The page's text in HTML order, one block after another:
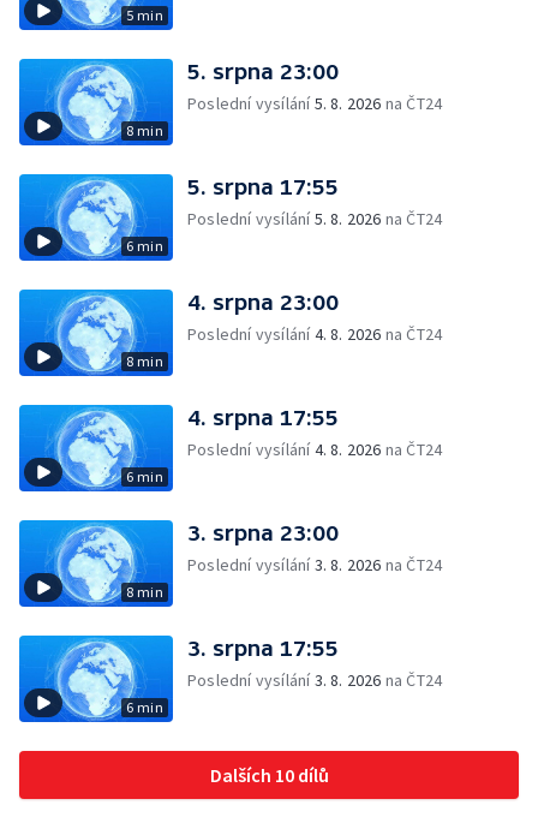
5 min
8 min
5. srpna 23:00
Poslední vysílání5. 8. 2026 na ČT24
6 min
5. srpna 17:55
Poslední vysílání5. 8. 2026 na ČT24
8 min
4. srpna 23:00
Poslední vysílání4. 8. 2026 na ČT24
6 min
4. srpna 17:55
Poslední vysílání4. 8. 2026 na ČT24
8 min
3. srpna 23:00
Poslední vysílání3. 8. 2026 na ČT24
6 min
3. srpna 17:55
Poslední vysílání3. 8. 2026 na ČT24
Dalších 10 dílů